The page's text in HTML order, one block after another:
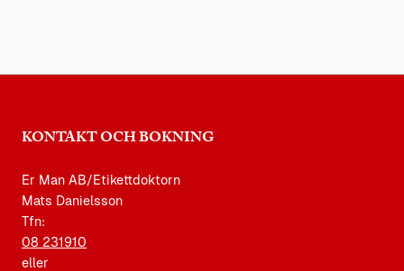
KONTAKT OCH BOKNING
Er Man AB/Etikettdoktorn
Mats Danielsson
Tfn:
08 231910
eller